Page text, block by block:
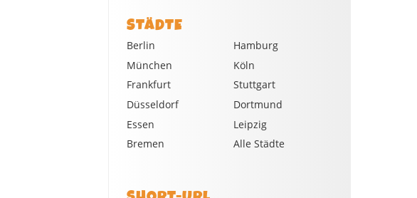
STÄDTE
Berlin
Hamburg
München
Köln
Frankfurt
Stuttgart
Düsseldorf
Dortmund
Essen
Leipzig
Bremen
Alle Städte